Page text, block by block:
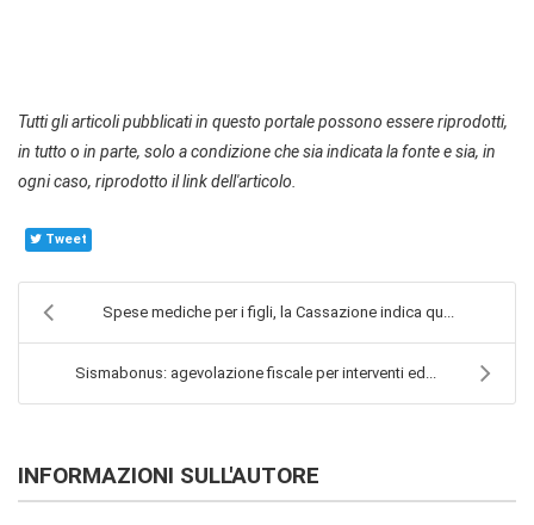
Tutti gli articoli pubblicati in questo portale possono essere riprodotti,
in tutto o in parte, solo a condizione che sia indicata la fonte e sia, in
ogni caso, riprodotto il link dell'articolo.
Tweet
Spese mediche per i figli, la Cassazione indica qu...
Sismabonus: agevolazione fiscale per interventi ed...
INFORMAZIONI SULL'AUTORE